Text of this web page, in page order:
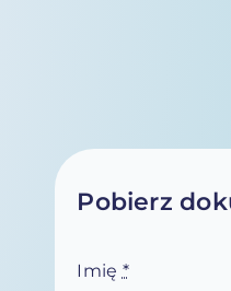
Pobierz
Imię *